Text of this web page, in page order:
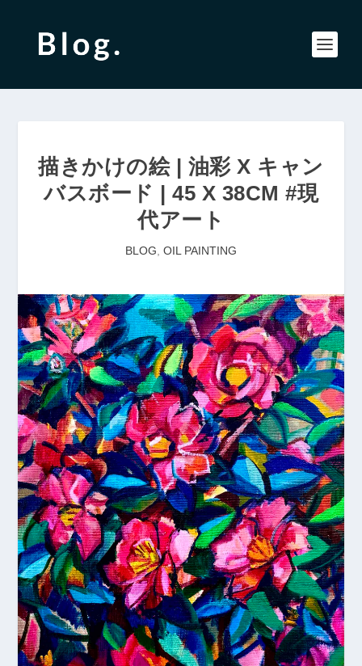
描きかけの絵 | 油彩 X キャン
バスボード | 45 X 38CM #現
代アート
BLOG OIL PAINTING